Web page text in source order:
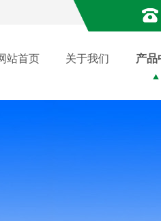
站首页 关于我们 产品